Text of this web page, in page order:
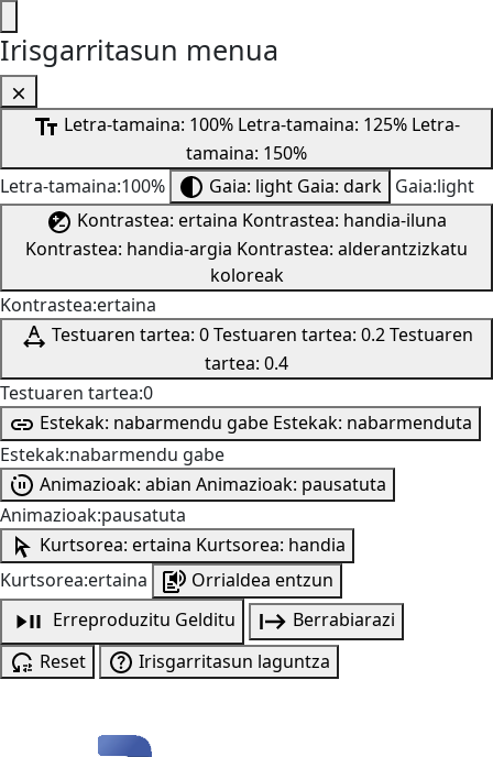
Irisgarritasun menua
Letra-tamaina: 100% Letra-tamaina: 125% Letra-
tamaina: 150%
Letra-tamaina:100%
Gaia: light Gaia: dark Gaia:light
Kontrastea: ertaina Kontrastea: handia-iluna
Kontrastea: handia-argia Kontrastea: alderantzizkatu
koloreak
Kontrastea:ertaina
Testuaren tartea: 0 Testuaren tartea: 0.2 Testuaren
tartea: 0.4
Testuaren tartea:0
Estekak: nabarmendu gabe Estekak: nabarmenduta
Estekak:nabarmendu gabe
Animazioak: abian Animazioak: pausatuta
Animazioak:pausatuta
Kurtsorea: ertaina Kurtsorea: handia
Kurtsorea:ertaina
Orrialdea entzun
Erreproduzitu Gelditu
Berrabiarazi
Reset
Irisgarritasun laguntza